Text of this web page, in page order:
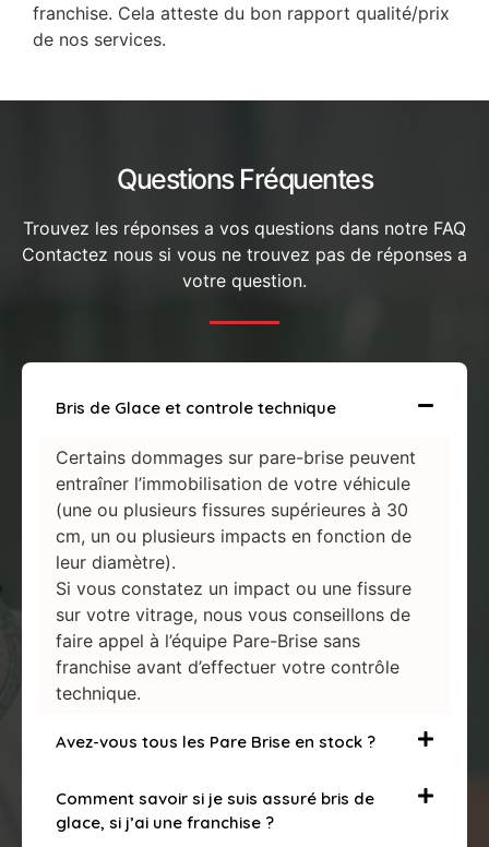
franchise. Cela atteste du bon rapport qualité/prix
de nos services.
Questions Fréquentes
Trouvez les réponses a vos questions dans notre FAQ
Contactez nous si vous ne trouvez pas de réponses a
votre question.
Bris de Glace et controle technique
Certains dommages sur pare-brise peuvent
entraîner l’immobilisation de votre véhicule
(une ou plusieurs fissures supérieures à 30
cm, un ou plusieurs impacts en fonction de
leur diamètre).
Si vous constatez un impact ou une fissure
sur votre vitrage, nous vous conseillons de
faire appel à l’équipe Pare-Brise sans
franchise avant d’effectuer votre contrôle
technique.
Avez-vous tous les Pare Brise en stock ?
Comment savoir si je suis assuré bris de
glace, si j’ai une franchise ?